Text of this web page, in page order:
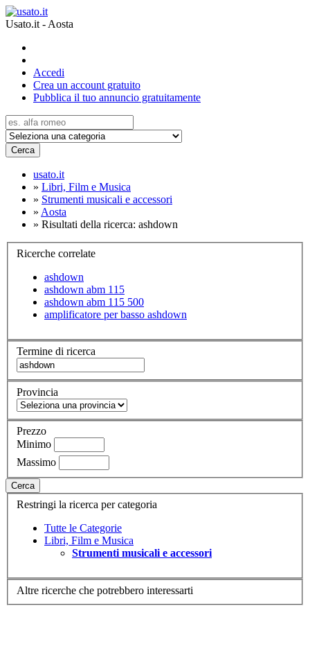
Usato.it - Aosta
Accedi
Crea un account gratuito
Pubblica il tuo annuncio gratuitamente
Cerca
usato.it
» Libri, Film e Musica
» Strumenti musicali e accessori
» Aosta
» Risultati della ricerca: ashdown
Ricerche correlate
ashdown
ashdown abm 115
ashdown abm 115 500
amplificatore per basso ashdown
Termine di ricerca
Provincia
Prezzo
Minimo
Massimo
Cerca
Restringi la ricerca per categoria
Tutte le Categorie
Libri, Film e Musica
Strumenti musicali e accessori
Altre ricerche che potrebbero interessarti